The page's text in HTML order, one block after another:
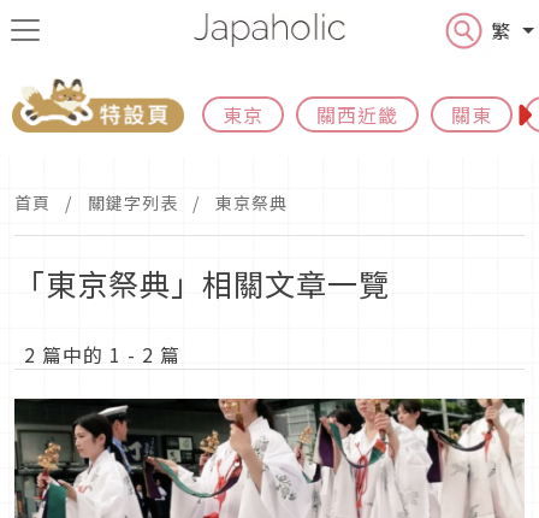
繁
東京 關西近畿 關東
首頁 關鍵字列表 東京祭典
「東京祭典」相關文章一覽
2 篇中的 1 - 2 篇